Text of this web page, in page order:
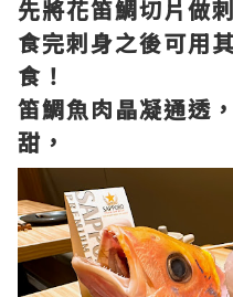
先將花笛鯛切片做
食完刺身之後可用
食！
笛鯛魚肉晶凝通透
甜，